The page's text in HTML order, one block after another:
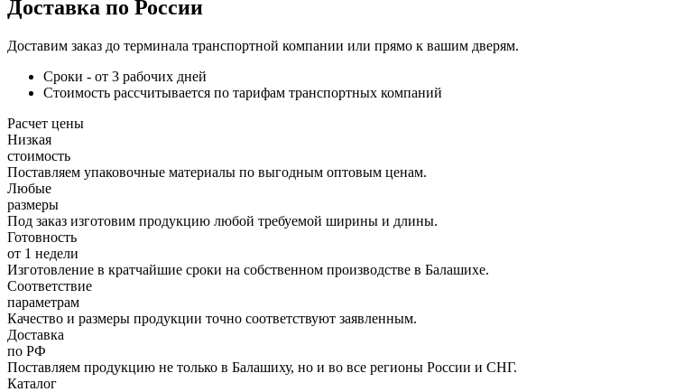
Доставка по России
Доставим заказ до терминала транспортной компании или прямо к вашим дверям.
Сроки - от 3 рабочих дней
Стоимость рассчитывается по тарифам транспортных компаний
Расчет цены
Низкая
стоимость
Поставляем упаковочные материалы по выгодным оптовым ценам.
Любые
размеры
Под заказ изготовим продукцию любой требуемой ширины и длины.
Готовность
от 1 недели
Изготовление в кратчайшие сроки на собственном производстве в Балашихе.
Соответствие
параметрам
Качество и размеры продукции точно соответствуют заявленным.
Доставка
по РФ
Поставляем продукцию не только в Балашиху, но и во все регионы России и СНГ.
Каталог